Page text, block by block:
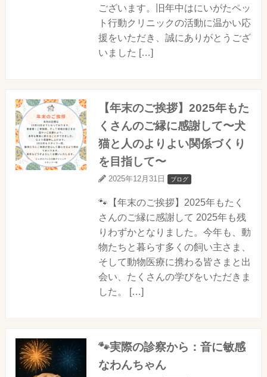
ございます。旧年中はにいがたペッ
ト行動クリニックの活動に温かい応
援をいただき、誠にありがとうござ
いました […]
【年末のご挨拶】2025年もた
くさんのご縁に感謝して〜犬
猫と人のよりよい関係づくり
を目指して〜
2025年12月31日 ブログ
🐾【年末のご挨拶】2025年もたく
さんのご縁に感謝して 2025年も残
りわずかとなりました。今年も、動
物たちと暮らす多くの飼い主さま、
そして動物医療に携わる皆さまと出
会い、たくさんの学びをいただきま
した。 […]
🐾実際の診察から：音に敏感
なわんちゃん